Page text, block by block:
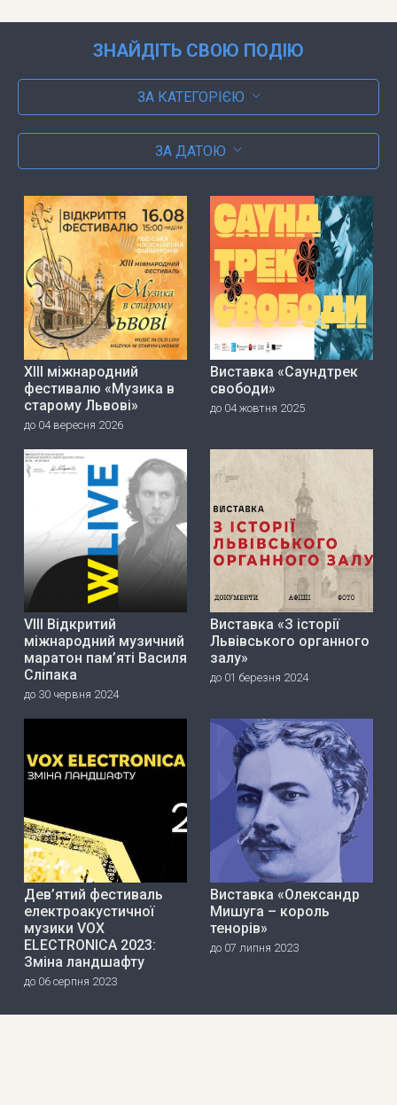
ЗНАЙДІТЬ СВОЮ ПОДІЮ
ЗА КАТЕГОРІЄЮ
ЗА ДАТОЮ
ХІІІ міжнародний
фестивалю «Музика в
старому Львові»
до 04 вересня 2026
Виставка «Саундтрек
свободи»
до 04 жовтня 2025
VIII Відкритий
міжнародний музичний
маратон пам’яті Василя
Сліпака
до 30 червня 2024
Виставка «З історії
Львівського органного
залу»
до 01 березня 2024
Дев’ятий фестиваль
електроакустичної
музики VOX
ELECTRONICA 2023:
Зміна ландшафту
до 06 серпня 2023
Виставка «Олександр
Мишуга – король
тенорів»
до 07 липня 2023